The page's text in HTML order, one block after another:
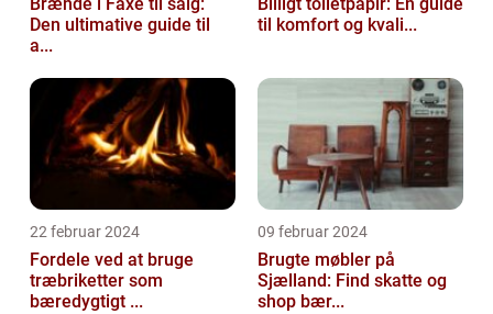
Den ultimative guide til
a...
til komfort og kvali...
22 februar 2024
Fordele ved at bruge
træbriketter som
bæredygtigt ...
09 februar 2024
Brugte møbler på
Sjælland: Find skatte og
shop bær...